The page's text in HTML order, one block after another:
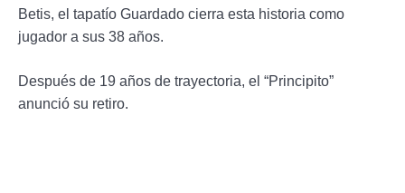
Betis, el tapatío Guardado cierra esta historia como
jugador a sus 38 años.
Después de 19 años de trayectoria, el “Principito”
anunció su retiro.